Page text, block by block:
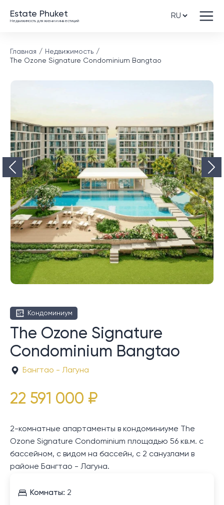
Estate Phuket
Недвижимость для жизни и инвестиций
Главная
Недвижимость
The Ozone Signature Condominium Bangtao
Кондоминиум
The Ozone Signature
Condominium Bangtao
Бангтао - Лагуна
22 591 000 ₽
2-комнатные апартаменты в кондоминиуме The
Ozone Signature Condominium площадью 56 кв.м. с
бассейном, с видом на бассейн, с 2 санузлами в
районе Бангтао - Лагуна.
Комнаты: 2